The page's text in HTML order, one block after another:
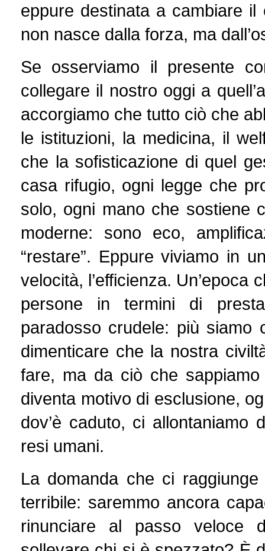
eppure destinata a cambiare
non nasce dalla forza, ma
Se osserviamo il presente
collegare il nostro oggi a
accorgiamo che tutto ciò che
le istituzioni, la medicina, il
che la sofisticazione di quel
casa rifugio, ogni legge che
solo, ogni mano che sostiene
moderne: sono eco,
“restare”. Eppure viviamo in
velocità, l’efficienza. Un’epoca
persone in termini di
paradosso crudele: più siamo
dimenticare che la nostra
fare, ma da ciò che
diventa motivo di esclusione,
dov’è caduto, ci allontaniamo
resi umani.
La domanda che ci
terribile: saremmo ancora
rinunciare al passo veloce